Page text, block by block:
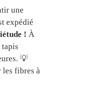
une
expédié
! À
💡
les fibres à